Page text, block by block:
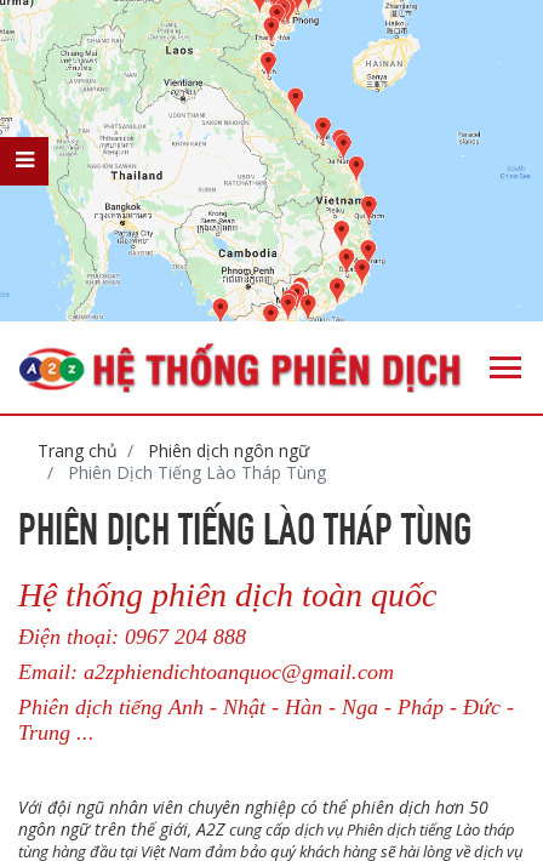
Trang chủ
Phiên dịch ngôn ngữ
Phiên Dịch Tiếng Lào Tháp Tùng
PHIÊN DỊCH TIẾNG LÀO THÁP TÙNG
Hệ thống phiên dịch toàn quốc
Điện thoại: 0967 204 888
Email: a2zphiendichtoanquoc@gmail.com
Phiên dịch tiếng Anh - Nhật - Hàn - Nga - Pháp - Đức -
Trung ...
Với đội ngũ nhân viên chuyên nghiệp có thể phiên dịch hơn 50
ngôn ngữ trên thế giới, A2Zcung cấp dịch vụPhiên dịch tiếng Lào tháp
tùng hàngđầu tại Việt Namđảm bảo quý khách hàng sẽ hài lòng về dịch vụ